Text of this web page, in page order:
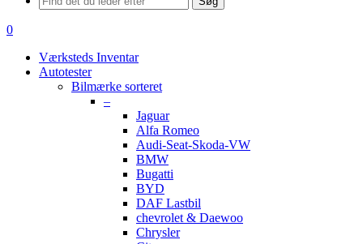
search
0
Værksteds Inventar
Autotester
Bilmærke sorteret
–
Jaguar
Alfa Romeo
Audi-Seat-Skoda-VW
BMW
Bugatti
BYD
DAF Lastbil
chevrolet & Daewoo
Chrysler